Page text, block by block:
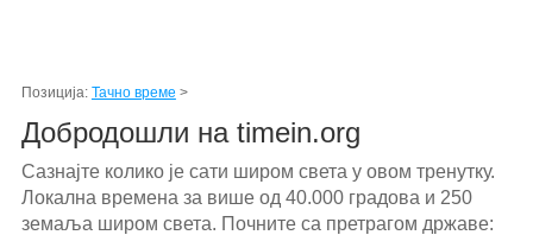
Позиција: Тачно време >
Добродошли на timein.org
Сазнајте колико је сати широм света у овом тренутку.
Локална времена за више од 40.000 градова и 250
земаља широм света. Почните са претрагом државе: